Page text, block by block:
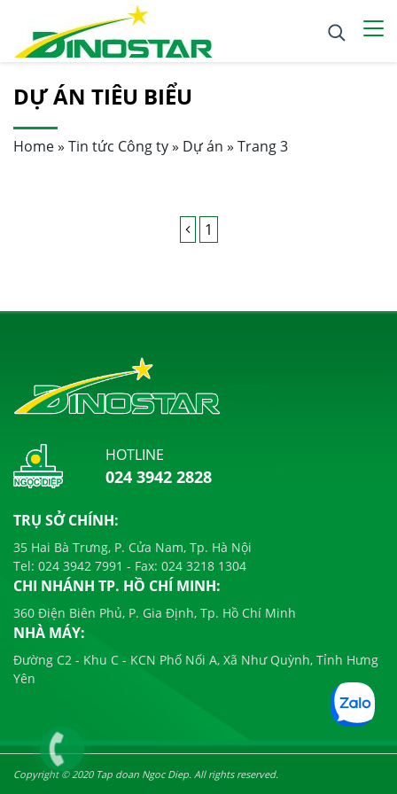
DỰ ÁN TIÊU BIỂU
Home» Tin tức Công ty» Dự án » Trang 3
1
HOTLINE
024 3942 2828
TRỤ SỞ CHÍNH:
35 Hai Bà Trưng, P. Cửa Nam, Tp. Hà Nội
Tel: 024 3942 7991 - Fax: 024 3218 1304
CHI NHÁNH TP. HỒ CHÍ MINH:
360 Điện Biên Phủ, P. Gia Định, Tp. Hồ Chí Minh
NHÀ MÁY:
Đường C2 - Khu C - KCN Phố Nối A, Xã Như Quỳnh, Tỉnh Hưng
Yên
Copyright © 2020 Tap doan Ngoc Diep. All rights reserved.